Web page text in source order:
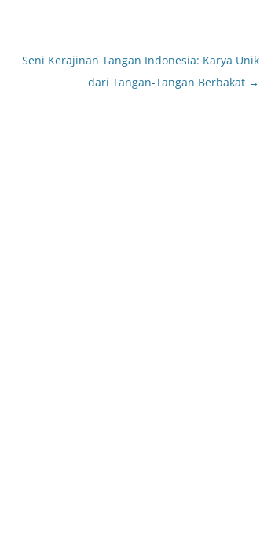
Seni Kerajinan Tangan Indonesia: Karya Unik
dari Tangan-Tangan Berbakat →